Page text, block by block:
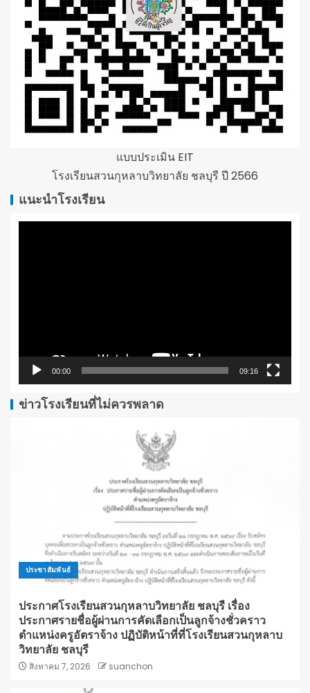
แบบประเมิน EIT
โรงเรียนสวนกุหลาบวิทยาลัย ชลบุรี ปี 2566
แนะนำโรงเรียน
00:00 09:16
ข่าวโรงเรียนที่ไม่ควรพลาด
ประชาสัมพันธ์
ประกาศโรงเรียนสวนกุหลาบวิทยาลัย ชลบุรี เรื่อง
ประกาศรายชื่อผู้ผ่านการคัดเลือกเป็นลูกจ้างชั่วคราว
ตำแหน่งครูอัตราจ้าง ปฏิบัติหน้าที่ที่โรงเรียนสวนกุหลาบ
วิทยาลัย ชลบุรี
สิงหาคม 7, 2026 suanchon